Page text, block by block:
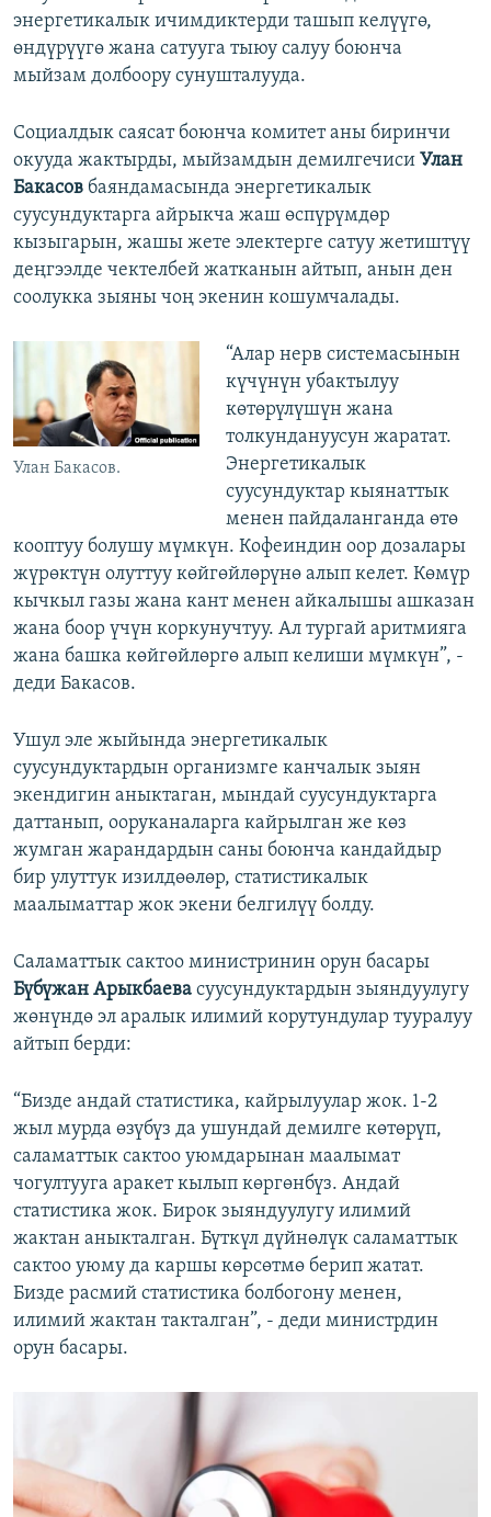
энергетикалык ичимдиктерди ташып келүүгө,
өндүрүүгө жана сатууга тыюу салуу боюнча
мыйзам долбоору сунушталууда.
Социалдык саясат боюнча комитет аны биринчи
окууда жактырды, мыйзамдын демилгечиси Улан
Бакасов баяндамасында энергетикалык
суусундуктарга айрыкча жаш өспүрүмдөр
кызыгарын, жашы жете электерге сатуу жетиштүү
деңгээлде чектелбей жатканын айтып, анын ден
соолукка зыяны чоң экенин кошумчалады.
Улан Бакасов.
“Алар нерв системасынын
күчүнүн убактылуу
көтөрүлүшүн жана
толкундануусун жаратат.
Энергетикалык
суусундуктар кыянаттык
менен пайдаланганда өтө
кооптуу болушу мүмкүн. Кофеиндин оор дозалары
жүрөктүн олуттуу көйгөйлөрүнө алып келет. Көмүр
кычкыл газы жана кант менен айкалышы ашказан
жана боор үчүн коркунучтуу. Ал тургай аритмияга
жана башка көйгөйлөргө алып келиши мүмкүн”, -
деди Бакасов.
Ушул эле жыйында энергетикалык
суусундуктардын организмге канчалык зыян
экендигин аныктаган, мындай суусундуктарга
даттанып, ооруканаларга кайрылган же көз
жумган жарандардын саны боюнча кандайдыр
бир улуттук изилдөөлөр, статистикалык
маалыматтар жок экени белгилүү болду.
Саламаттык сактоо министринин орун басары
Бүбүжан Арыкбаева суусундуктардын зыяндуулугу
жөнүндө эл аралык илимий корутундулар тууралуу
айтып берди:
“Бизде андай статистика, кайрылуулар жок. 1-2
жыл мурда өзүбүз да ушундай демилге көтөрүп,
саламаттык сактоо уюмдарынан маалымат
чогултууга аракет кылып көргөнбүз. Андай
статистика жок. Бирок зыяндуулугу илимий
жактан аныкталган. Бүткүл дүйнөлүк саламаттык
сактоо уюму да каршы көрсөтмө берип жатат.
Бизде расмий статистика болбогону менен,
илимий жактан такталган”, - деди министрдин
орун басары.